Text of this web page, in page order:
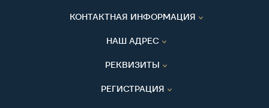
КОНТАКТНАЯ ИНФОРМАЦИЯ
НАШ АДРЕС
РЕКВИЗИТЫ
РЕГИСТРАЦИЯ